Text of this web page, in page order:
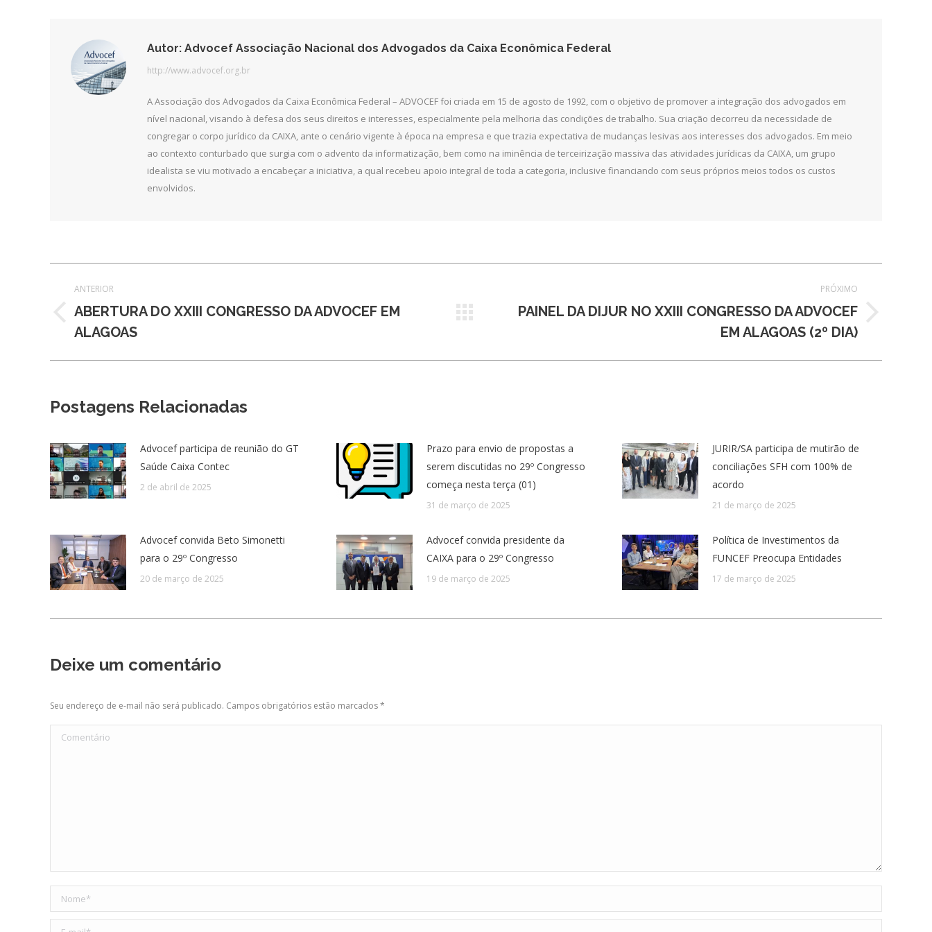
Autor: Advocef Associação Nacional dos Advogados da Caixa Econômica Federal
http://www.advocef.org.br
A Associação dos Advogados da Caixa Econômica Federal – ADVOCEF foi criada em 15 de agosto de 1992, com o objetivo de promover a integração dos advogados em
nível nacional, visando à defesa dos seus direitos e interesses, especialmente pela melhoria das condições de trabalho. Sua criação decorreu da necessidade de
congregar o corpo jurídico da CAIXA, ante o cenário vigente à época na empresa e que trazia expectativa de mudanças lesivas aos interesses dos advogados. Em meio
ao contexto conturbado que surgia com o advento da informatização, bem como na iminência de terceirização massiva das atividades jurídicas da CAIXA, um grupo
idealista se viu motivado a encabeçar a iniciativa, a qual recebeu apoio integral de toda a categoria, inclusive financiando com seus próprios meios todos os custos
envolvidos.
de
post:
ANTERIOR
Post
anterior:
ABERTURA DO XXIII CONGRESSO DA ADVOCEF EM
ALAGOAS
PRÓXIMO
PróximoPAINEL DA DIJUR NO XXIII CONGRESSO DA ADVOCEF
EM ALAGOAS (2º DIA)
Postagens Relacionadas
Advocef participa de reunião do GT
Saúde Caixa Contec
2 de abril de 2025
Prazo para envio de propostas a
serem discutidas no 29º Congresso
começa nesta terça (01)
31 de março de 2025
JURIR/SA participa de mutirão de
conciliações SFH com 100% de
acordo
21 de março de 2025
Advocef convida Beto Simonetti
para o 29º Congresso
20 de março de 2025
Advocef convida presidente da
CAIXA para o 29º Congresso
19 de março de 2025
Política de Investimentos da
FUNCEF Preocupa Entidades
17 de março de 2025
Deixe um comentário
Seu endereço de e-mail não será publicado. Campos obrigatórios estão marcados*
Comentário
Nome *
E-mail *